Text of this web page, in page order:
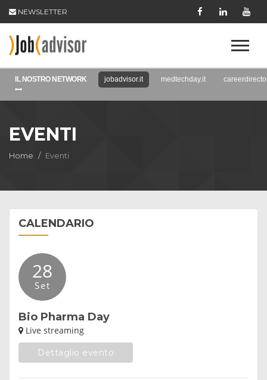
NEWSLETTER
IL NOSTRO NETWORK jobadvisor.it medtechday.it
EVENTI
Home Eventi
CALENDARIO
28
Set
Bio Pharma Day
Live streaming
Dettaglio evento